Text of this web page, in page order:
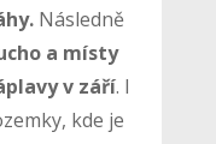
Následně
a místy
v září. I
kde je